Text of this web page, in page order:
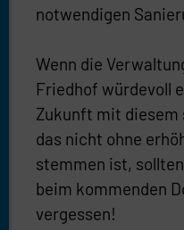
notwendigen
Wenn die
Friedhof würdevoll
Zukunft mit diesem
das nicht ohne
stemmen ist,
beim kommenden
vergessen!